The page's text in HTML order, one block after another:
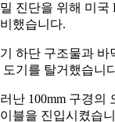
진단을 위해 미국
했습니다.
하단 구조물과 바
도기를 탈거했습니
난 100mm 구경의
블을 진입시켰습